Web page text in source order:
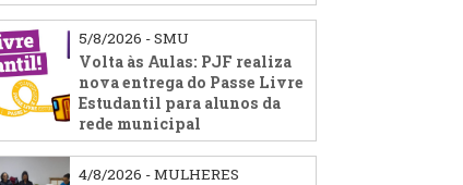
5/8/2026 - SMU
Volta às Aulas: PJF realiza
nova entrega do Passe Livre
Estudantil para alunos da
rede municipal
4/8/2026 - MULHERES